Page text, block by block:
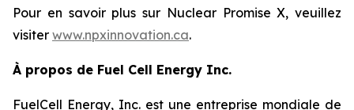
Pour en savoir plus sur Nuclear Promise X, veuillez
visiter www.npxinnovation.ca.
À propos de Fuel Cell Energy Inc.
FuelCell Energy, Inc. est une entreprise mondiale de